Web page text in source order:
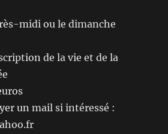
midi ou le dimanche
de la vie et de la
un mail si intéressé :